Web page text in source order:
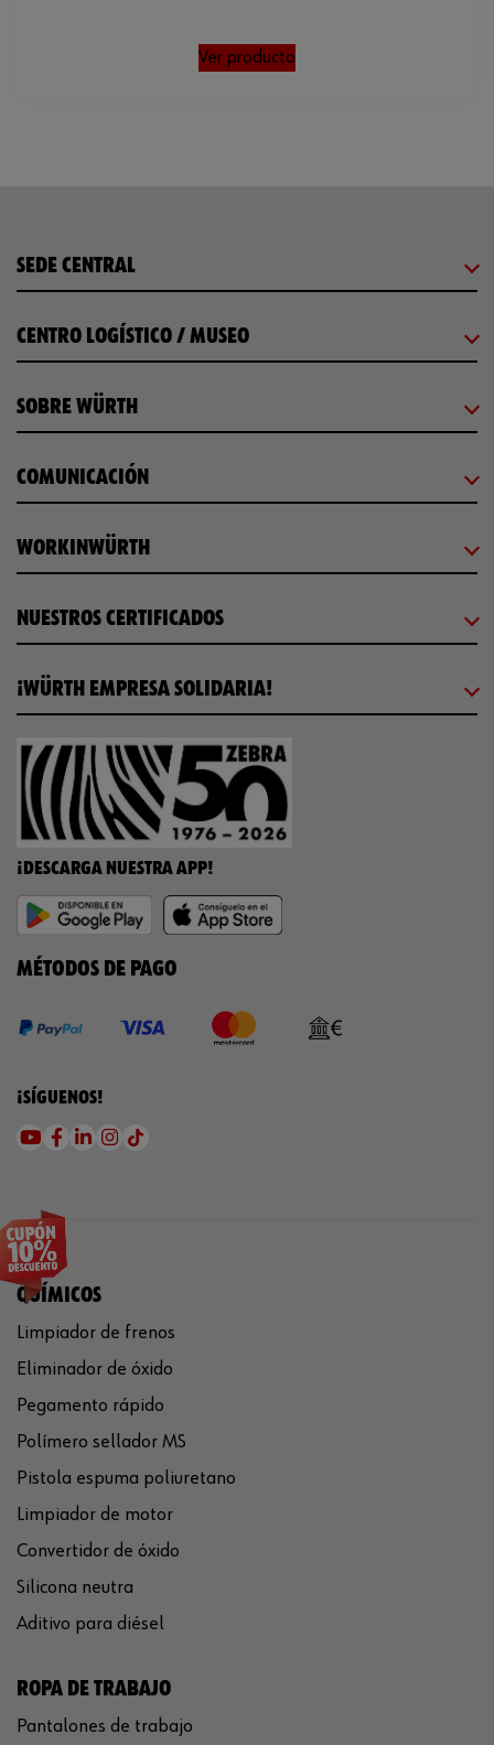
Ver producto
SEDE CENTRAL
CENTRO LOGÍSTICO / MUSEO
SOBRE WÜRTH
COMUNICACIÓN
WORKINWÜRTH
NUESTROS CERTIFICADOS
¡WÜRTH EMPRESA SOLIDARIA!
¡DESCARGA NUESTRA APP!
MÉTODOS DE PAGO
¡SÍGUENOS!
QUÍMICOS
Limpiador de frenos
Eliminador de óxido
Pegamento rápido
Polímero sellador MS
Pistola espuma poliuretano
Limpiador de motor
Convertidor de óxido
Silicona neutra
Aditivo para diésel
ROPA DE TRABAJO
Pantalones de trabajo